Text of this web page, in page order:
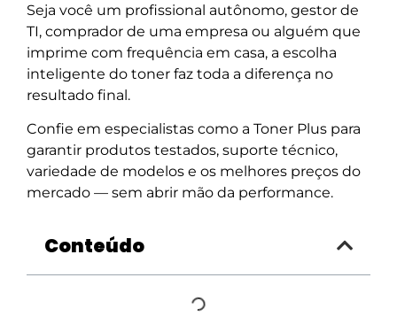
Seja você um profissional autônomo, gestor de
TI, comprador de uma empresa ou alguém que
imprime com frequência em casa, a escolha
inteligente do toner faz toda a diferença no
resultado final.
Confie em especialistas como a Toner Plus para
garantir produtos testados, suporte técnico,
variedade de modelos e os melhores preços do
mercado — sem abrir mão da performance.
Conteúdo